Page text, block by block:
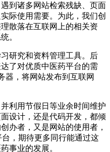
到诸多网站检索残缺、页面
际使用需要。为此，我们创
散落在互联网上的相关资
。
研究和资料管理工具。后
了对优质中医药平台的需
器，将网站发布到互联网
利用节假日等业余时间维护
设计，还是代码开发，都倾
办者，又是网站的使用者，
，期待更多同行能通过这
事业的发展。